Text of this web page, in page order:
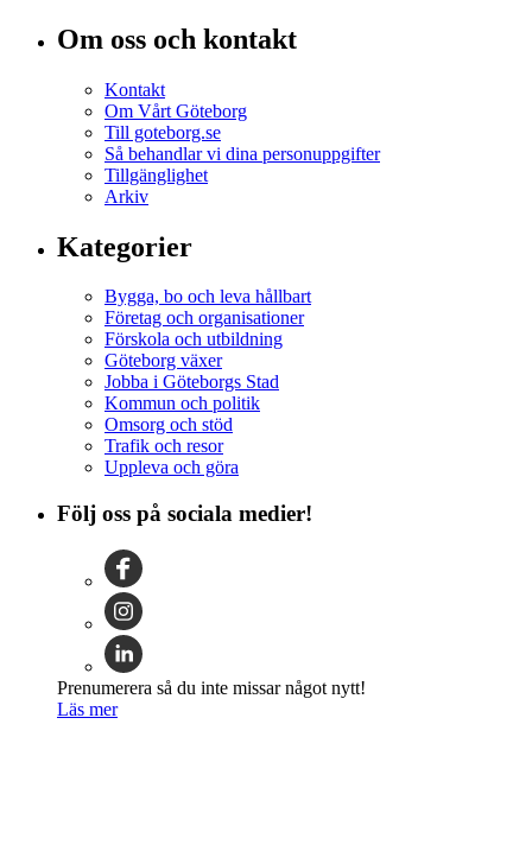
Om oss och kontakt
Kontakt
Om Vårt Göteborg
Till goteborg.se
Så behandlar vi dina personuppgifter
Tillgänglighet
Arkiv
Kategorier
Bygga, bo och leva hållbart
Företag och organisationer
Förskola och utbildning
Göteborg växer
Jobba i Göteborgs Stad
Kommun och politik
Omsorg och stöd
Trafik och resor
Uppleva och göra
Följ oss på sociala medier!
Prenumerera så du inte missar något nytt!
Läs mer